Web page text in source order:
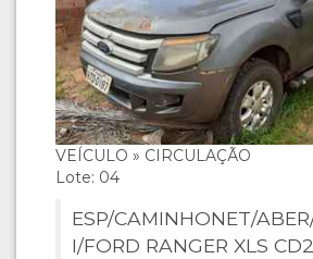
VEÍCULO » CIRCULAÇÃO
Lote: 04
ESP/CAMINHONET/
I/FORD RANGER XLS